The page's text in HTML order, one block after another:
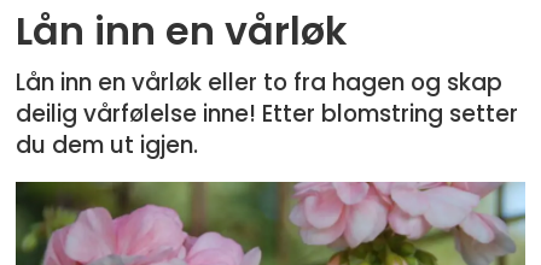
Lån inn en vårløk
Lån inn en vårløk eller to fra hagen og skap
deilig vårfølelse inne! Etter blomstring setter
du dem ut igjen.